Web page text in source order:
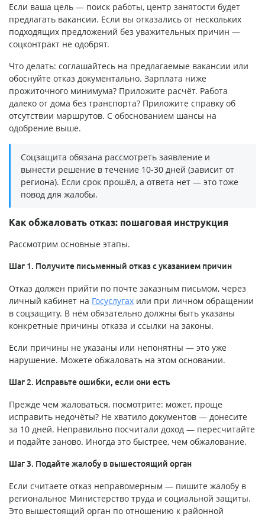
Если ваша цель — поиск работы, центр занятости будет
предлагать вакансии. Если вы отказались от нескольких
подходящих предложений без уважительных причин —
соцконтракт не одобрят.
Что делать: соглашайтесь на предлагаемые вакансии или
обоснуйте отказ документально. Зарплата ниже
прожиточного минимума? Приложите расчёт. Работа
далеко от дома без транспорта? Приложите справку об
отсутствии маршрутов. С обоснованием шансы на
одобрение выше.
Соцзащита обязана рассмотреть заявление и
вынести решение в течение 10-30 дней (зависит от
региона). Если срок прошёл, а ответа нет — это тоже
повод для жалобы.
Как обжаловать отказ: пошаговая инструкция
Рассмотрим основные этапы.
Шаг 1. Получите письменный отказ с указанием причин
Отказ должен прийти по почте заказным письмом, через
личный кабинет на Госуслугах или при личном обращении
в соцзащиту. В нём обязательно должны быть указаны
конкретные причины отказа и ссылки на законы.
Если причины не указаны или непонятны — это уже
нарушение. Можете обжаловать на этом основании.
Шаг 2. Исправьте ошибки, если они есть
Прежде чем жаловаться, посмотрите: может, проще
исправить недочёты? Не хватило документов — донесите
за 10 дней. Неправильно посчитали доход — пересчитайте
и подайте заново. Иногда это быстрее, чем обжалование.
Шаг 3. Подайте жалобу в вышестоящий орган
Если считаете отказ неправомерным — пишите жалобу в
региональное Министерство труда и социальной защиты.
Это вышестоящий орган по отношению к районной